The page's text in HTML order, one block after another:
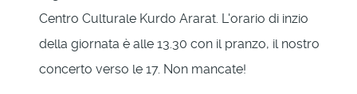
Centro Culturale Kurdo Ararat. L'orario di inzio
della giornata è alle 13.30 con il pranzo, il nostro
concerto verso le 17. Non mancate!